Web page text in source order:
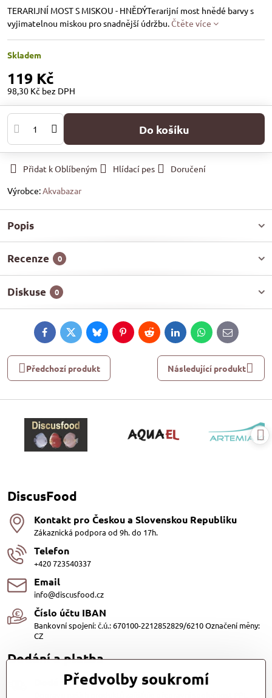
TERARIJNÍ MOST S MISKOU - HNĚDÝTerarijní most hnědé barvy s
vyjimatelnou miskou pro snadnější údržbu.Čtěte více
Skladem
119 Kč
98,30 Kč bez DPH
Do košíku
Přidat k Oblíbeným Hlídací pes
Doručení
Výrobce:Akvabazar
Popis
Recenze 0
Diskuse 0
FacebookTwitterBlueskyPinterestRedditLinkedInWhatsApp
E-
mail
Předchozí produkt Následující produkt
DiscusFood
Kontakt pro Českou a Slovenskou Republiku
Zákaznická podpora od 9h. do 17h.
Telefon
+420 723540337
Email
info@discusfood.cz
Číslo účtu IBAN
Bankovní spojení: č.ú.: 670100-2212852829/6210 Označení měny:
CZ
Dodání a platba
DodáníPředvolby soukromí